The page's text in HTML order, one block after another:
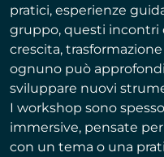
pratici, esperienze
gruppo, questi incontri
crescita,
ognuno può
sviluppare nuovi
I workshop sono
immersive, pensate
con un tema o una